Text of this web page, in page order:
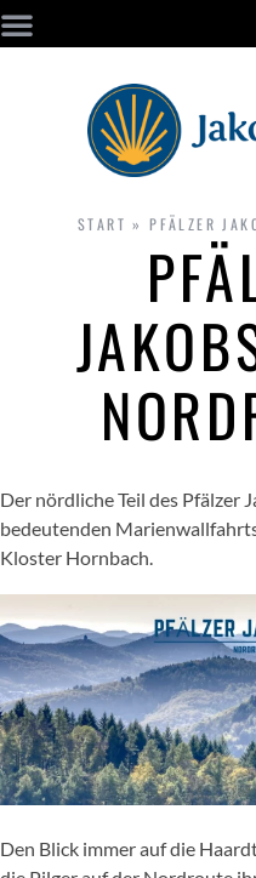
START »PFÄLZER
Der nördliche Teil des Pfälzer
bedeutenden
Kloster Hornbach.
Den Blick immer auf die